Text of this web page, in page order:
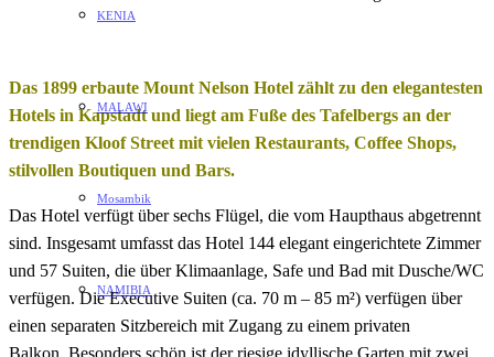
KENIA
MALAWI
Mosambik
NAMIBIA
Das 1899 erbaute Mount Nelson Hotel zählt zu den elegantesten
Hotels in Kapstadt und liegt am Fuße des Tafelbergs an der
trendigen Kloof Street mit vielen Restaurants, Coffee Shops,
stilvollen Boutiquen und Bars.
Das Hotel verfügt über sechs Flügel, die vom Haupthaus abgetrennt
sind. Insgesamt umfasst das Hotel 144 elegant eingerichtete Zimmer
und 57 Suiten, die über Klimaanlage, Safe und Bad mit Dusche/WC
verfügen. Die Executive Suiten (ca. 70 m – 85 m²) verfügen über
einen separaten Sitzbereich mit Zugang zu einem privaten